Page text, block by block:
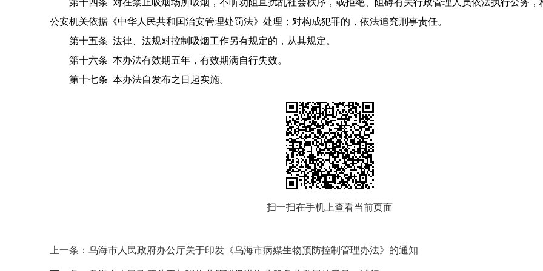
第十四条 对在禁止吸烟场所吸烟，不听劝阻且扰乱社会秩序，或拒绝、阻碍有关行政管理人员依法执行公务，
公安机关依据《中华人民共和国治安管理处罚法》处理；对构成犯罪的，依法追究刑事责任。
第十五条 法律、法规对控制吸烟工作另有规定的，从其规定。
第十六条 本办法有效期五年，有效期满自行失效。
第十七条 本办法自发布之日起实施。
扫一扫在手机上查看当前页面
上一条： 乌海市人民政府办公厅关于印发《乌海市病媒生物预防控制管理办法》的通知